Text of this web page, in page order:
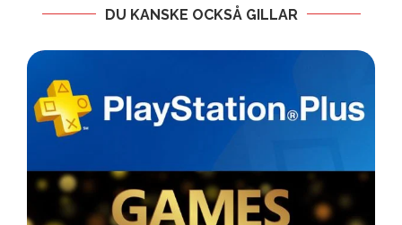
DU KANSKE OCKSÅ GILLAR